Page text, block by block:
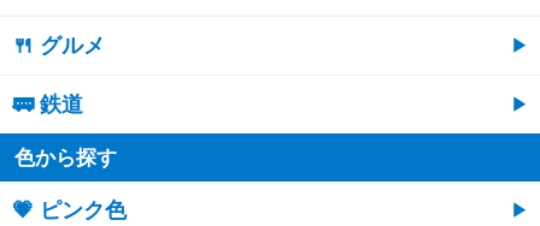
🍴 グルメ
🚃 鉄道
色から探す
💗 ピンク色